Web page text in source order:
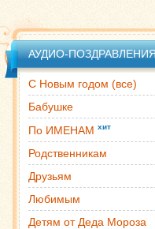
АУДИО-
С Новым годом (все)
Бабушке
По ИМЕНАМ хит
Родственникам
Друзьям
Любимым
Детям от Деда Мороза